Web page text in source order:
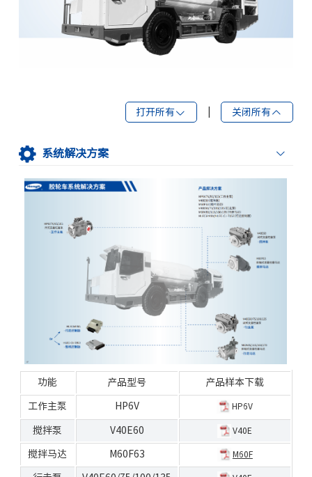
打开所有 关闭所有
系统解决方案
功能 产品型号 产品样本下载
工作主泵 HP6V HP6V
搅拌泵 V40E60 V40E
搅拌马达 M60F63 M60F